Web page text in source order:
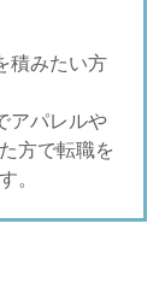
積みたい方
アパレルや
方で転職を
。